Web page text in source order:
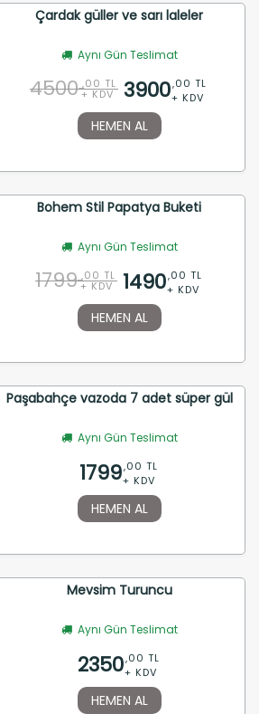
Çardak güller ve sarı laleler
Aynı Gün Teslimat
4500 ,00 TL
+ KDV 3900,00 TL
+ KDV
HEMEN AL
Bohem Stil Papatya Buketi
Aynı Gün Teslimat
1799 ,00 TL
+ KDV 1490,00 TL
+ KDV
HEMEN AL
Paşabahçe vazoda 7 adet süper gül
Aynı Gün Teslimat
1799,00 TL
+ KDV
HEMEN AL
Mevsim Turuncu
Aynı Gün Teslimat
2350,00 TL
+ KDV
HEMEN AL